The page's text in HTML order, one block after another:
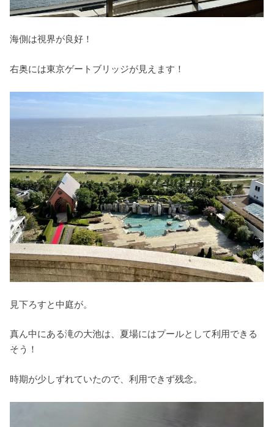
海側は視界が良好！
右奥には東京ゲートブリッジが見えます！
見下ろすと中庭が。
真ん中にある滝の大池は、夏場にはプールとして利用できる
そう！
時期が少しずれていたので、利用できず残念。